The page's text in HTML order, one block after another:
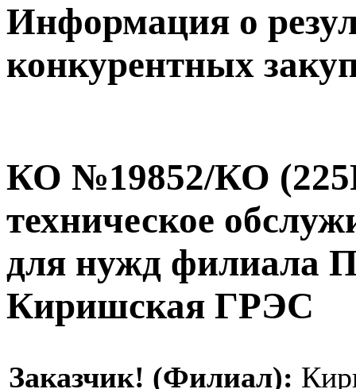
Информация о
конкурентных
КО №19852/КО
техническое
для нужд
Киришская ГРЭС
Заказчик! (Филиал):